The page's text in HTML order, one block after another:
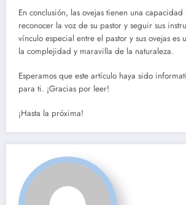
En conclusión, las ovejas tienen una
reconocer la voz de su pastor y seguir sus
vínculo especial entre el pastor y sus ovejas es
la complejidad y maravilla de la naturaleza.
Esperamos que este artículo haya sido
para ti. ¡Gracias por leer!
¡Hasta la próxima!